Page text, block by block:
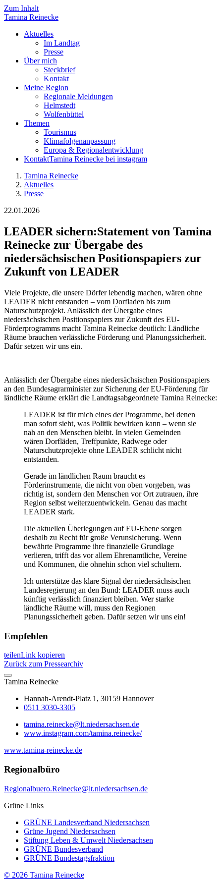
Zum Inhalt
Tamina Reinecke
Aktuelles
Im Landtag
Presse
Über mich
Steckbrief
Kontakt
Meine Region
Regionale Meldungen
Helmstedt
Wolfenbüttel
Themen
Tourismus
Klimafolgenanpassung
Europa & Regionalentwicklung
KontaktTamina Reinecke bei instagram
Tamina Reinecke
Aktuelles
Presse
22.01.2026
LEADER sichern:Statement von Tamina
Reinecke zur Übergabe des
niedersächsischen Positionspapiers zur
Zukunft von LEADER
Viele Projekte, die unsere Dörfer lebendig machen, wären ohne
LEADER nicht entstanden – vom Dorfladen bis zum
Naturschutzprojekt. Anlässlich der Übergabe eines
niedersächsischen Positionspapiers zur Zukunft des EU-
Förderprogramms macht Tamina Reinecke deutlich: Ländliche
Räume brauchen verlässliche Förderung und Planungssicherheit.
Dafür setzen wir uns ein.
Anlässlich der Übergabe eines niedersächsischen Positionspapiers
an den Bundesagrarminister zur Sicherung der EU-Förderung für
ländliche Räume erklärt die Landtagsabgeordnete Tamina Reinecke:
LEADER ist für mich eines der Programme, bei denen
man sofort sieht, was Politik bewirken kann – wenn sie
nah an den Menschen bleibt. In vielen Gemeinden
wären Dorfläden, Treffpunkte, Radwege oder
Naturschutzprojekte ohne LEADER schlicht nicht
entstanden.
Gerade im ländlichen Raum braucht es
Förderinstrumente, die nicht von oben vorgeben, was
richtig ist, sondern den Menschen vor Ort zutrauen, ihre
Region selbst weiterzuentwickeln. Genau das macht
LEADER stark.
Die aktuellen Überlegungen auf EU-Ebene sorgen
deshalb zu Recht für große Verunsicherung. Wenn
bewährte Programme ihre finanzielle Grundlage
verlieren, trifft das vor allem Ehrenamtliche, Vereine
und Kommunen, die ohnehin schon viel schultern.
Ich unterstütze das klare Signal der niedersächsischen
Landesregierung an den Bund: LEADER muss auch
künftig verlässlich finanziert bleiben. Wer starke
ländliche Räume will, muss den Regionen
Planungssicherheit geben. Dafür setzen wir uns ein!
Empfehlen
teilenLink kopieren
Zurück zum Pressearchiv
Tamina Reinecke
Hannah-Arendt-Platz 1, 30159 Hannover
0511 3030-3305
tamina.reinecke@lt.niedersachsen.de
www.instagram.com/tamina.reinecke/
www.tamina-reinecke.de
Regionalbüro
Regionalbuero.Reinecke@lt.niedersachsen.de
Grüne Links
GRÜNE Landesverband Niedersachsen
Grüne Jugend Niedersachsen
Stiftung Leben & Umwelt Niedersachsen
GRÜNE Bundesverband
GRÜNE Bundestagsfraktion
© 2026 Tamina Reinecke